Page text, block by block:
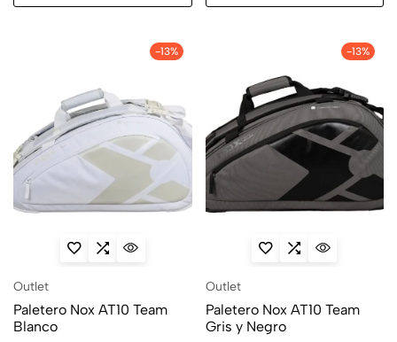
-13%
Outlet
Paletero Nox AT10 Team
Blanco
-13%
Outlet
Paletero Nox AT10 Team
Gris y Negro